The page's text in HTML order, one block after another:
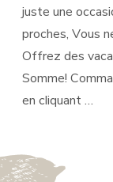
juste une
proches, Vous
Offrez des
Somme!
en cliquant …